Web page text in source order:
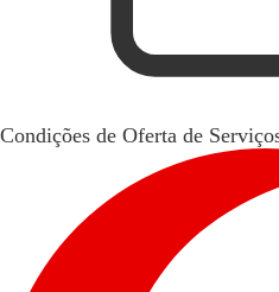
Condições de Oferta de